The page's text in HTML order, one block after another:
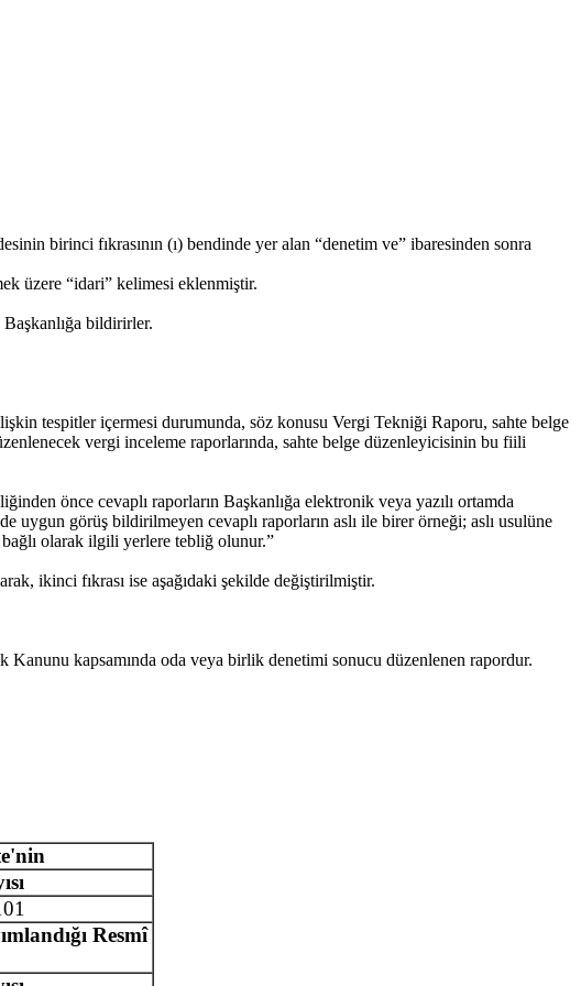
birinci fıkrasının (ı) bendinde yer alan “denetim ve” ibaresinden sonra
üzere “idari” kelimesi eklenmiştir.
bildirirler.
tespitler içermesi durumunda, söz konusu Vergi Tekniği Raporu, sahte belge
vergi inceleme raporlarında, sahte belge düzenleyicisinin bu fiili
önce cevaplı raporların Başkanlığa elektronik veya yazılı ortamda
uygun görüş bildirilmeyen cevaplı raporların aslı ile birer örneği; aslı usulüne
bağlı olarak ilgili yerlere tebliğ olunur.”
ikinci fıkrası ise aşağıdaki şekilde değiştirilmiştir.
kapsamında oda veya birlik denetimi sonucu düzenlenen rapordur.
Resmî